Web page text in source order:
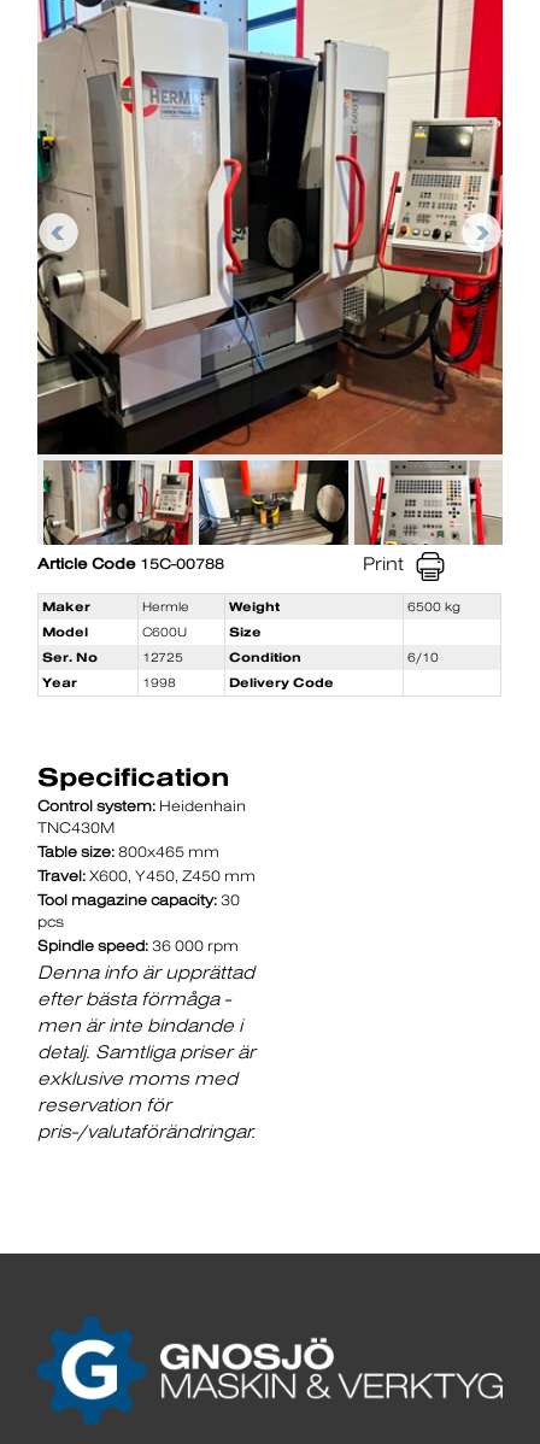
Article Code15C-00788 Print
Maker Hermle Weight
6500 kg
Model
C600U
Size
Ser. No
12725 Condition
6/10
Year
1998 Delivery Code
Specification
Control system: Heidenhain
TNC430M
Table size: 800x465 mm
Travel: X600, Y450, Z450 mm
Tool magazine capacity: 30
pcs
Spindle speed: 36 000 rpm
Denna info är upprättad
efter bästa förmåga -
men är inte bindande i
detalj. Samtliga priser är
exklusive moms med
reservation för
pris-/valutaförändringar.